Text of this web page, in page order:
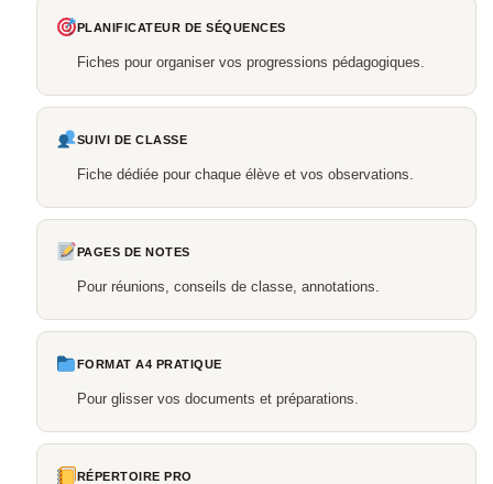
PLANIFICATEUR DE SÉQUENCES
Fiches pour organiser vos progressions pédagogiques.
SUIVI DE CLASSE
Fiche dédiée pour chaque élève et vos observations.
PAGES DE NOTES
Pour réunions, conseils de classe, annotations.
FORMAT A4 PRATIQUE
Pour glisser vos documents et préparations.
RÉPERTOIRE PRO